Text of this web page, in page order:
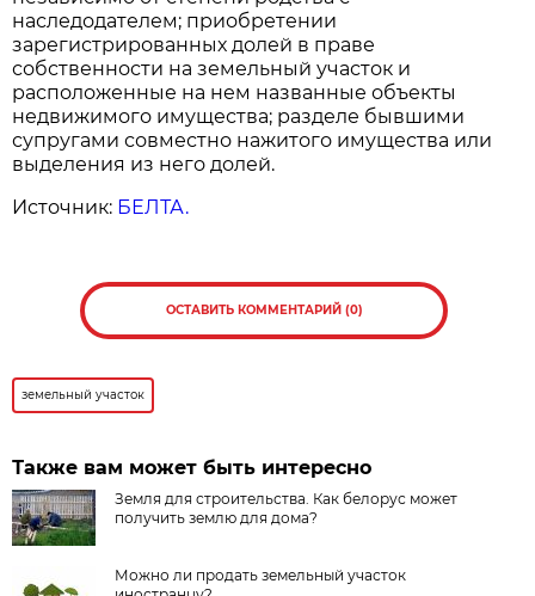
наследодателем; приобретении
зарегистрированных долей в праве
собственности на земельный участок и
расположенные на нем названные объекты
недвижимого имущества; разделе бывшими
супругами совместно нажитого имущества или
выделения из него долей.
Источник: БЕЛТА.
ОСТАВИТЬ КОММЕНТАРИЙ (0)
земельный участок
Также вам может быть интересно
Земля для строительства. Как белорус может
получить землю для дома?
Можно ли продать земельный участок